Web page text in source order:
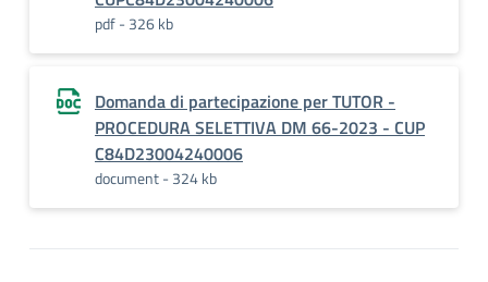
pdf - 326 kb
Domanda di partecipazione per TUTOR -
PROCEDURA SELETTIVA DM 66-2023 - CUP
C84D23004240006
document - 324 kb